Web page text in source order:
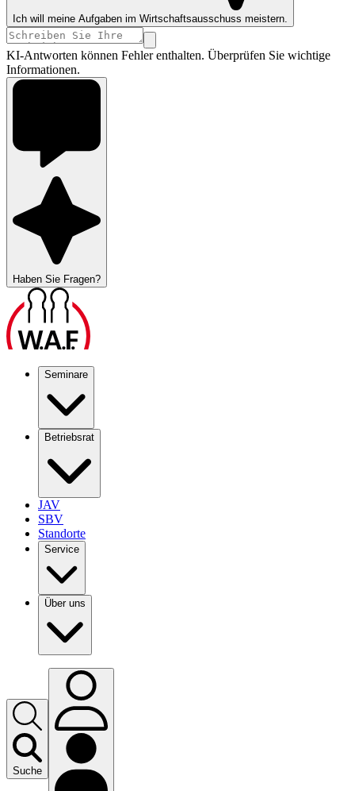
Ich will meine Aufgaben im Wirtschaftsausschuss meistern.
KI-Antworten können Fehler enthalten. Überprüfen Sie wichtige
Informationen.
Haben Sie Fragen?
Seminare
Betriebsrat
JAV
SBV
Standorte
Service
Über uns
Suche